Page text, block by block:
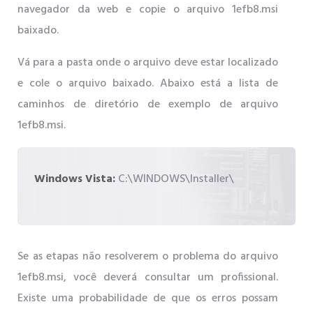
navegador da web e copie o arquivo 1efb8.msi
baixado.
Vá para a pasta onde o arquivo deve estar localizado
e cole o arquivo baixado. Abaixo está a lista de
caminhos de diretório de exemplo de arquivo
1efb8.msi.
Windows Vista:C:\WINDOWS\Installer\
Se as etapas não resolverem o problema do arquivo
1efb8.msi, você deverá consultar um profissional.
Existe uma probabilidade de que os erros possam